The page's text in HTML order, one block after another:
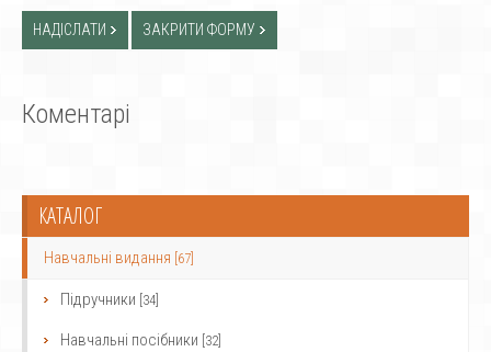
НАДІСЛАТИ ЗАКРИТИ ФОРМУ
Коментарі
КАТАЛОГ
Навчальні видання [67]
Підручники [34]
Навчальні посібники [32]